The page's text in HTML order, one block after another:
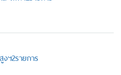
ฯ2รายการ